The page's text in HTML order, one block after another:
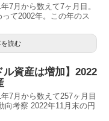
7月から数えて7ヶ月目。
て2002年。この年のス
読む
ル資産は増加】2022
7月から数えて257ヶ月目
向考察 2022年11月末の円